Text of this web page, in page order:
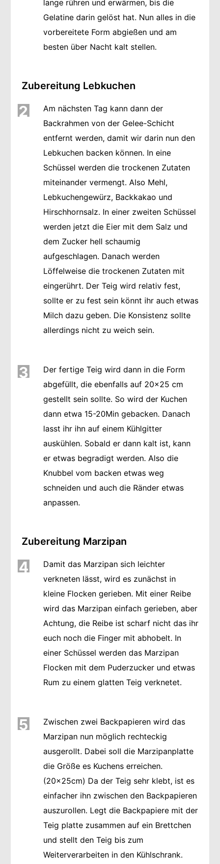
lange rühren und erwärmen, bis die
Gelatine darin gelöst hat. Nun alles in die
vorbereitete Form abgießen und am
besten über Nacht kalt stellen.
Zubereitung Lebkuchen
2
Am nächsten Tag kann dann der
Backrahmen von der Gelee-Schicht
entfernt werden, damit wir darin nun den
Lebkuchen backen können. In eine
Schüssel werden die trockenen Zutaten
miteinander vermengt. Also Mehl,
Lebkuchengewürz, Backkakao und
Hirschhornsalz. In einer zweiten Schüssel
werden jetzt die Eier mit dem Salz und
dem Zucker hell schaumig
aufgeschlagen. Danach werden
Löffelweise die trockenen Zutaten mit
eingerührt. Der Teig wird relativ fest,
sollte er zu fest sein könnt ihr auch etwas
Milch dazu geben. Die Konsistenz sollte
allerdings nicht zu weich sein.
3
Der fertige Teig wird dann in die Form
abgefüllt, die ebenfalls auf 20x25 cm
gestellt sein sollte. So wird der Kuchen
dann etwa 15-20Min gebacken. Danach
lasst ihr ihn auf einem Kühlgitter
auskühlen. Sobald er dann kalt ist, kann
er etwas begradigt werden. Also die
Knubbel vom backen etwas weg
schneiden und auch die Ränder etwas
anpassen.
Zubereitung Marzipan
4
Damit das Marzipan sich leichter
verkneten lässt, wird es zunächst in
kleine Flocken gerieben. Mit einer Reibe
wird das Marzipan einfach gerieben, aber
Achtung, die Reibe ist scharf nicht das ihr
euch noch die Finger mit abhobelt. In
einer Schüssel werden das Marzipan
Flocken mit dem Puderzucker und etwas
Rum zu einem glatten Teig verknetet.
5
Zwischen zwei Backpapieren wird das
Marzipan nun möglich rechteckig
ausgerollt. Dabei soll die Marzipanplatte
die Größe es Kuchens erreichen.
(20x25cm) Da der Teig sehr klebt, ist es
einfacher ihn zwischen den Backpapieren
auszurollen. Legt die Backpapiere mit der
Teig platte zusammen auf ein Brettchen
und stellt den Teig bis zum
Weiterverarbeiten in den Kühlschrank.